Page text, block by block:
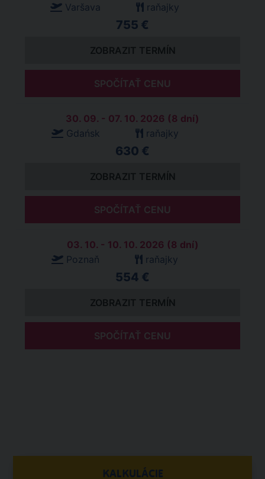
Varšava
raňajky
755 €
ZOBRAZIT TERMÍN
SPOČÍTAŤ CENU
30. 09. - 07. 10. 2026 (8 dní)
Gdańsk
raňajky
630 €
ZOBRAZIT TERMÍN
SPOČÍTAŤ CENU
03. 10. - 10. 10. 2026 (8 dní)
Poznaň
raňajky
554 €
ZOBRAZIT TERMÍN
SPOČÍTAŤ CENU
KALKULÁCIE